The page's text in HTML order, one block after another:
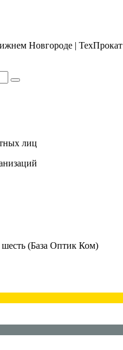
Новгороде | ТехПрокат
лиц
(База Оптик Ком)